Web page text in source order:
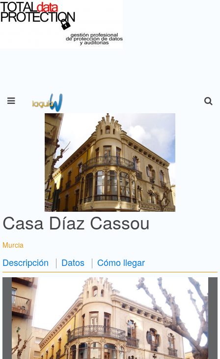
Casa Díaz Cassou
Murcia
Descripción Datos Cómo llegar